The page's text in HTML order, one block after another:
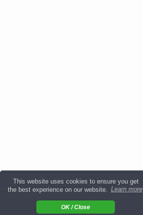
This website uses cookies to ensure you get
the best experience on our website.
Learn more
OK / Close